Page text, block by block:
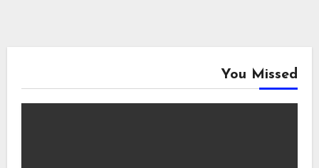
You Missed